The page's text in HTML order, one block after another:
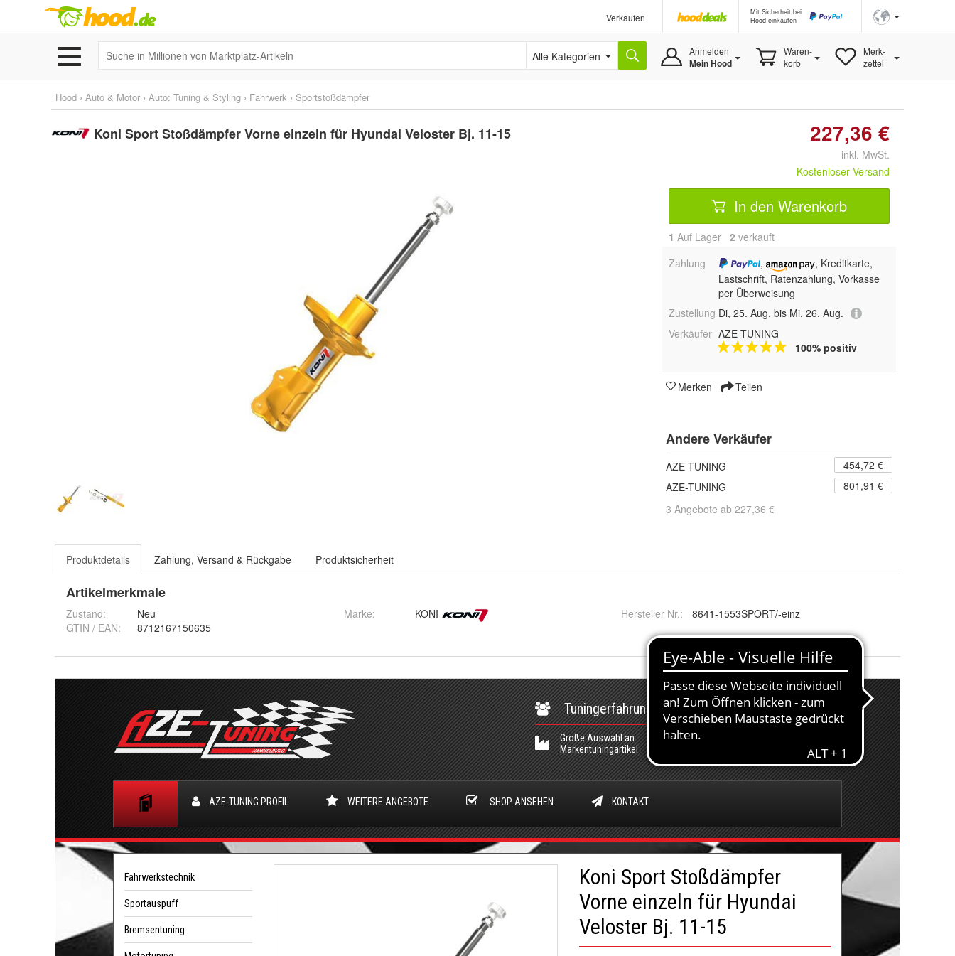
Verkaufen
Mit Sicherheit bei
Hood einkaufen
Alle Kategorien Anmelden
Mein Hood
Waren-
korb
Merk-
zettel
Hood › Auto & Motor › Auto: Tuning & Styling › Fahrwerk › Sportstoßdämpfer
Koni Sport Stoßdämpfer Vorne einzeln für Hyundai Veloster Bj. 11-15 227,36 €
inkl. MwSt.
Kostenloser Versand
In den Warenkorb
1 Auf Lager 2 verkauft
Zahlung
,
, Kreditkarte,
Lastschrift, Ratenzahlung, Vorkasse
per Überweisung
Zustellung Di, 25. Aug. bis Mi, 26. Aug.
Verkäufer AZE-TUNING
100% positiv
Merken Teilen
Andere Verkäufer
AZE-TUNING
454,72 €
AZE-TUNING
801,91 €
3 Angebote ab 227,36 €
Produktdetails Zahlung, Versand & Rückgabe Produktsicherheit
Artikelmerkmale
Zustand:
Neu
GTIN / EAN:
8712167150635
Marke: KONI Hersteller Nr.: 8641-1553SPORT/-einz